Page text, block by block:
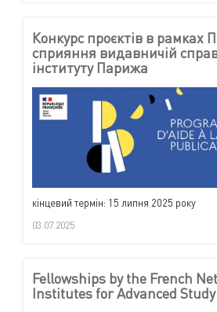
Конкурс проєктів в рамках
сприяння видавничій
інституту Парижа
кінцевий термін: 15 липня 2025 року
03.07.2025
Fellowships by the French
Institutes for Advanced Study